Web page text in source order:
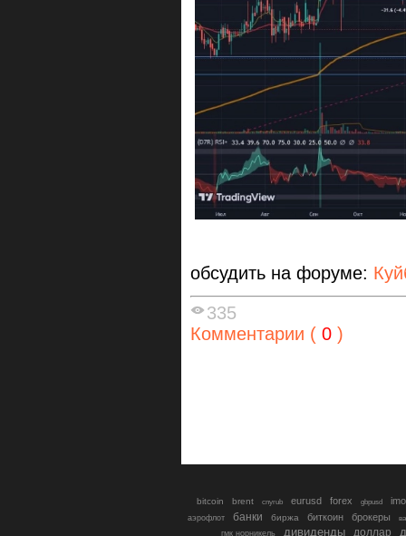
обсудить на форуме:
335
Комментарии ( 0 )
bitcoin brent cnyrub eurusd forex gbpusd
аэрофлот банки биржа биткоин брокеры
гмк норникель
дивиденды доллар